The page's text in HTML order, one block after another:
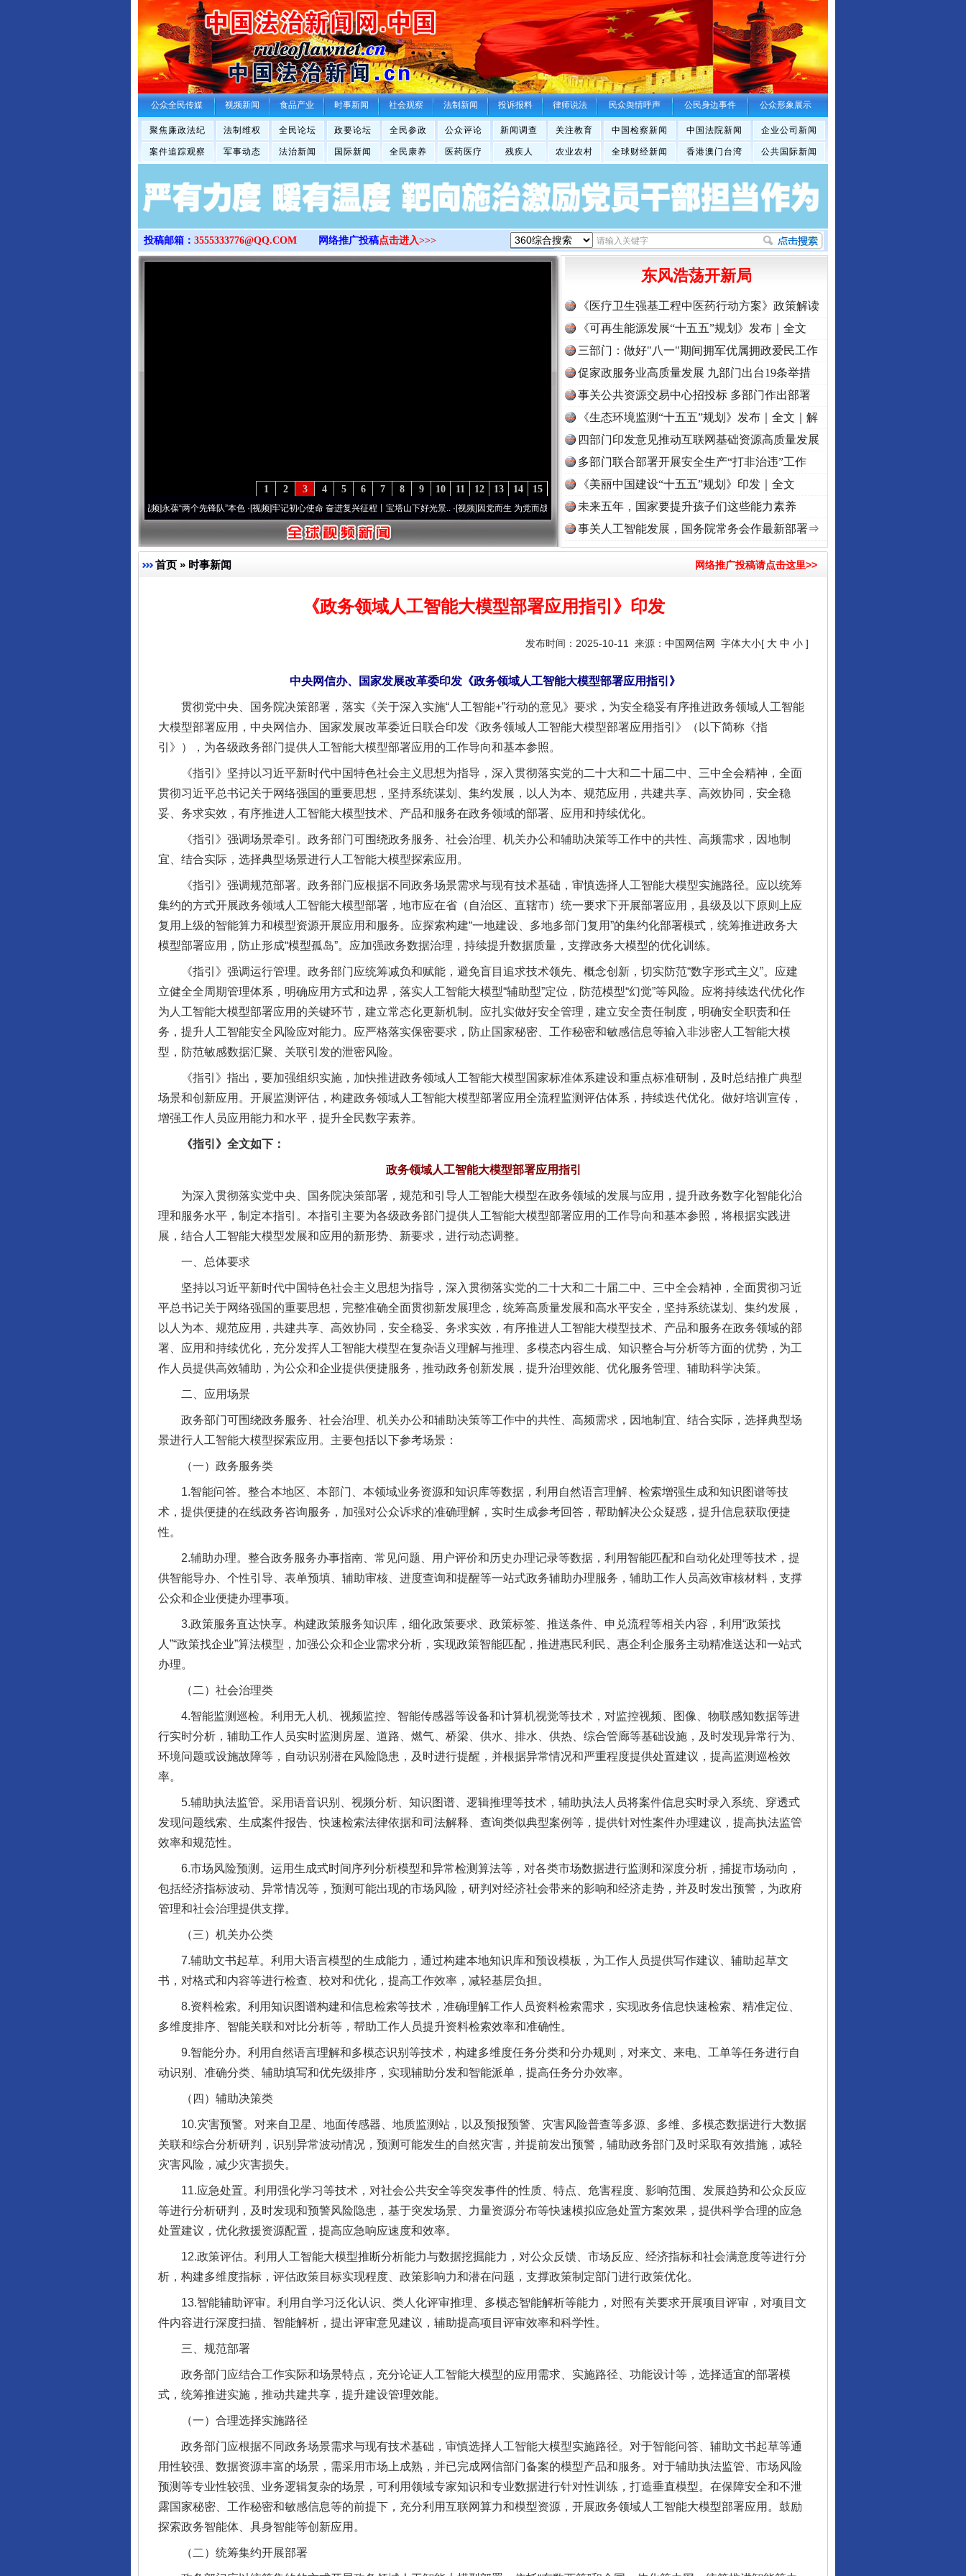
>
公众全民传媒 视频新闻 食品产业 时事新闻 社会观察 法制新闻 投诉报料 律师说法 民众舆情呼声 公民身边事件 公众形象展示
聚焦廉政法纪 法制维权 全民论坛 政要论坛 全民参政 公众评论 新闻调查 关注教育 中国检察新闻 中国法院新闻 企业公司新闻
案件追踪观察 军事动态 法治新闻 国际新闻 全民康养 医药医疗 残疾人 农业农村 全球财经新闻 香港澳门台湾 公共国际新闻
投稿邮箱： 3555333776@QQ.COM 网络推广投稿点击进入>>>
15
14
13
12
11
10
9
8
7
6
5
4
3
2
1
永葆“两个先锋队”本色·[视频]牢记初心使命 奋进复兴征程丨宝塔山下好光景..·[视频]因党而生 为党而战——百年“纪”事⑧加强纪律..·[视频]牢记初心使命 奋进复兴征程丨“转折之城”激荡..
东风浩荡开新局
《医疗卫生强基工程中医药行动方案》政策解读
《可再生能源发展“十五五”规划》发布｜全文
三部门：做好"八一"期间拥军优属拥政爱民工作
促家政服务业高质量发展 九部门出台19条举措
事关公共资源交易中心招投标 多部门作出部署
《生态环境监测“十五五”规划》发布｜全文｜解
读
四部门印发意见推动互联网基础资源高质量发展
多部门联合部署开展安全生产“打非治违”工作
《美丽中国建设“十五五”规划》印发｜全文
未来五年，国家要提升孩子们这些能力素养
事关人工智能发展，国务院常务会作最新部署⇒
首页 » 时事新闻 网络推广投稿请点击这里>>
《政务领域人工智能大模型部署应用指引》印发
发布时间：2025-10-11 来源： 中国网信网 字体大小[ 大 中 小 ]
中央网信办、国家发展改革委印发《政务领域人工智能大模型部署应用指引》
贯彻党中央、国务院决策部署，落实《关于深入实施“人工智能+”行动的意见》要求，为安全稳妥有序推进政务领域人工智能
大模型部署应用，中央网信办、国家发展改革委近日联合印发《政务领域人工智能大模型部署应用指引》（以下简称《指
引》），为各级政务部门提供人工智能大模型部署应用的工作导向和基本参照。
《指引》坚持以习近平新时代中国特色社会主义思想为指导，深入贯彻落实党的二十大和二十届二中、三中全会精神，全面
贯彻习近平总书记关于网络强国的重要思想，坚持系统谋划、集约发展，以人为本、规范应用，共建共享、高效协同，安全稳
妥、务求实效，有序推进人工智能大模型技术、产品和服务在政务领域的部署、应用和持续优化。
《指引》强调场景牵引。政务部门可围绕政务服务、社会治理、机关办公和辅助决策等工作中的共性、高频需求，因地制
宜、结合实际，选择典型场景进行人工智能大模型探索应用。
《指引》强调规范部署。政务部门应根据不同政务场景需求与现有技术基础，审慎选择人工智能大模型实施路径。应以统筹
集约的方式开展政务领域人工智能大模型部署，地市应在省（自治区、直辖市）统一要求下开展部署应用，县级及以下原则上应
复用上级的智能算力和模型资源开展应用和服务。应探索构建“一地建设、多地多部门复用”的集约化部署模式，统筹推进政务大
模型部署应用，防止形成“模型孤岛”。应加强政务数据治理，持续提升数据质量，支撑政务大模型的优化训练。
《指引》强调运行管理。政务部门应统筹减负和赋能，避免盲目追求技术领先、概念创新，切实防范“数字形式主义”。应建
立健全全周期管理体系，明确应用方式和边界，落实人工智能大模型“辅助型”定位，防范模型“幻觉”等风险。应将持续迭代优化作
为人工智能大模型部署应用的关键环节，建立常态化更新机制。应扎实做好安全管理，建立安全责任制度，明确安全职责和任
务，提升人工智能安全风险应对能力。应严格落实保密要求，防止国家秘密、工作秘密和敏感信息等输入非涉密人工智能大模
型，防范敏感数据汇聚、关联引发的泄密风险。
《指引》指出，要加强组织实施，加快推进政务领域人工智能大模型国家标准体系建设和重点标准研制，及时总结推广典型
场景和创新应用。开展监测评估，构建政务领域人工智能大模型部署应用全流程监测评估体系，持续迭代优化。做好培训宣传，
增强工作人员应用能力和水平，提升全民数字素养。
《指引》全文如下：
政务领域人工智能大模型部署应用指引
为深入贯彻落实党中央、国务院决策部署，规范和引导人工智能大模型在政务领域的发展与应用，提升政务数字化智能化治
理和服务水平，制定本指引。本指引主要为各级政务部门提供人工智能大模型部署应用的工作导向和基本参照，将根据实践进
展，结合人工智能大模型发展和应用的新形势、新要求，进行动态调整。
一、总体要求
坚持以习近平新时代中国特色社会主义思想为指导，深入贯彻落实党的二十大和二十届二中、三中全会精神，全面贯彻习近
平总书记关于网络强国的重要思想，完整准确全面贯彻新发展理念，统筹高质量发展和高水平安全，坚持系统谋划、集约发展，
以人为本、规范应用，共建共享、高效协同，安全稳妥、务求实效，有序推进人工智能大模型技术、产品和服务在政务领域的部
署、应用和持续优化，充分发挥人工智能大模型在复杂语义理解与推理、多模态内容生成、知识整合与分析等方面的优势，为工
作人员提供高效辅助，为公众和企业提供便捷服务，推动政务创新发展，提升治理效能、优化服务管理、辅助科学决策。
二、应用场景
政务部门可围绕政务服务、社会治理、机关办公和辅助决策等工作中的共性、高频需求，因地制宜、结合实际，选择典型场
景进行人工智能大模型探索应用。主要包括以下参考场景：
（一）政务服务类
1.智能问答。整合本地区、本部门、本领域业务资源和知识库等数据，利用自然语言理解、检索增强生成和知识图谱等技
术，提供便捷的在线政务咨询服务，加强对公众诉求的准确理解，实时生成参考回答，帮助解决公众疑惑，提升信息获取便捷
性。
2.辅助办理。整合政务服务办事指南、常见问题、用户评价和历史办理记录等数据，利用智能匹配和自动化处理等技术，提
供智能导办、个性引导、表单预填、辅助审核、进度查询和提醒等一站式政务辅助办理服务，辅助工作人员高效审核材料，支撑
公众和企业便捷办理事项。
3.政策服务直达快享。构建政策服务知识库，细化政策要求、政策标签、推送条件、申兑流程等相关内容，利用“政策找
人”“政策找企业”算法模型，加强公众和企业需求分析，实现政策智能匹配，推进惠民利民、惠企利企服务主动精准送达和一站式
办理。
（二）社会治理类
4.智能监测巡检。利用无人机、视频监控、智能传感器等设备和计算机视觉等技术，对监控视频、图像、物联感知数据等进
行实时分析，辅助工作人员实时监测房屋、道路、燃气、桥梁、供水、排水、供热、综合管廊等基础设施，及时发现异常行为、
环境问题或设施故障等，自动识别潜在风险隐患，及时进行提醒，并根据异常情况和严重程度提供处置建议，提高监测巡检效
率。
5.辅助执法监管。采用语音识别、视频分析、知识图谱、逻辑推理等技术，辅助执法人员将案件信息实时录入系统、穿透式
发现问题线索、生成案件报告、快速检索法律依据和司法解释、查询类似典型案例等，提供针对性案件办理建议，提高执法监管
效率和规范性。
6.市场风险预测。运用生成式时间序列分析模型和异常检测算法等，对各类市场数据进行监测和深度分析，捕捉市场动向，
包括经济指标波动、异常情况等，预测可能出现的市场风险，研判对经济社会带来的影响和经济走势，并及时发出预警，为政府
管理和社会治理提供支撑。
（三）机关办公类
7.辅助文书起草。利用大语言模型的生成能力，通过构建本地知识库和预设模板，为工作人员提供写作建议、辅助起草文
书，对格式和内容等进行检查、校对和优化，提高工作效率，减轻基层负担。
8.资料检索。利用知识图谱构建和信息检索等技术，准确理解工作人员资料检索需求，实现政务信息快速检索、精准定位、
多维度排序、智能关联和对比分析等，帮助工作人员提升资料检索效率和准确性。
9.智能分办。利用自然语言理解和多模态识别等技术，构建多维度任务分类和分办规则，对来文、来电、工单等任务进行自
动识别、准确分类、辅助填写和优先级排序，实现辅助分发和智能派单，提高任务分办效率。
（四）辅助决策类
10.灾害预警。对来自卫星、地面传感器、地质监测站，以及预报预警、灾害风险普查等多源、多维、多模态数据进行大数据
关联和综合分析研判，识别异常波动情况，预测可能发生的自然灾害，并提前发出预警，辅助政务部门及时采取有效措施，减轻
灾害风险，减少灾害损失。
11.应急处置。利用强化学习等技术，对社会公共安全等突发事件的性质、特点、危害程度、影响范围、发展趋势和公众反应
等进行分析研判，及时发现和预警风险隐患，基于突发场景、力量资源分布等快速模拟应急处置方案效果，提供科学合理的应急
处置建议，优化救援资源配置，提高应急响应速度和效率。
12.政策评估。利用人工智能大模型推断分析能力与数据挖掘能力，对公众反馈、市场反应、经济指标和社会满意度等进行分
析，构建多维度指标，评估政策目标实现程度、政策影响力和潜在问题，支撑政策制定部门进行政策优化。
13.智能辅助评审。利用自学习泛化认识、类人化评审推理、多模态智能解析等能力，对照有关要求开展项目评审，对项目文
件内容进行深度扫描、智能解析，提出评审意见建议，辅助提高项目评审效率和科学性。
三、规范部署
政务部门应结合工作实际和场景特点，充分论证人工智能大模型的应用需求、实施路径、功能设计等，选择适宜的部署模
式，统筹推进实施，推动共建共享，提升建设管理效能。
（一）合理选择实施路径
政务部门应根据不同政务场景需求与现有技术基础，审慎选择人工智能大模型实施路径。对于智能问答、辅助文书起草等通
用性较强、数据资源丰富的场景，需采用市场上成熟，并已完成网信部门备案的模型产品和服务。对于辅助执法监管、市场风险
预测等专业性较强、业务逻辑复杂的场景，可利用领域专家知识和专业数据进行针对性训练，打造垂直模型。在保障安全和不泄
露国家秘密、工作秘密和敏感信息等的前提下，充分利用互联网算力和模型资源，开展政务领域人工智能大模型部署应用。鼓励
探索政务智能体、具身智能等创新应用。
（二）统筹集约开展部署